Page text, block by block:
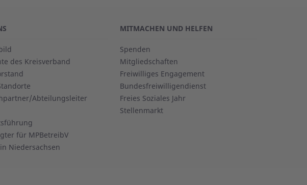
des Kreisverband
Abteilungsleiter
für MPBetreibV
Niedersachsen
MITMACHEN UND HELFEN
Spenden
Mitgliedschaften
Freiwilliges Engagement
Bundesfreiwilligendienst
Freies Soziales Jahr
Stellenmarkt